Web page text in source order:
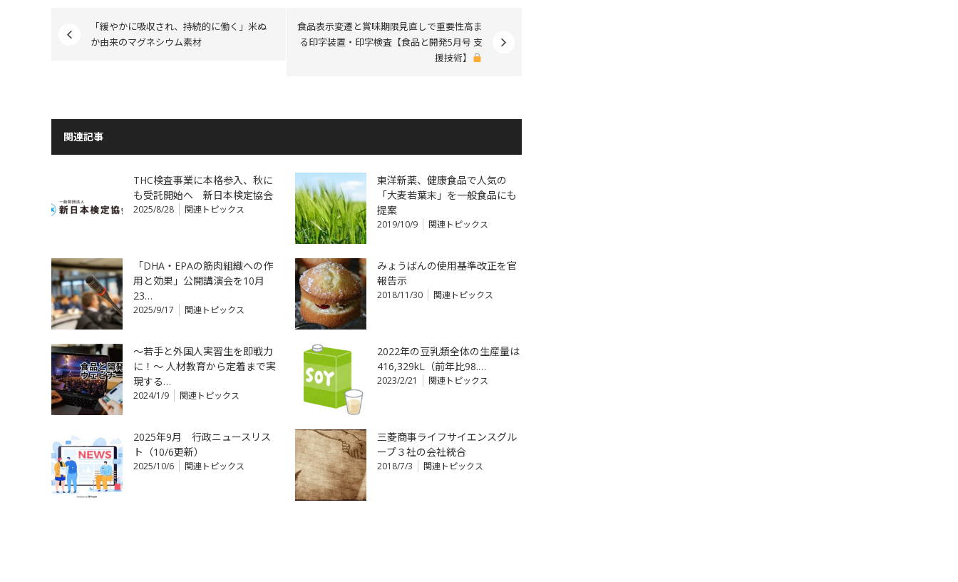
「緩やかに吸収され、持続的に働く」米ぬ
か由来のマグネシウム素材
食品表示変遷と賞味期限見直しで重要性高ま
る印字装置・印字検査【食品と開発5月号 支
援技術】
関連記事
THC検査事業に本格参入、秋に
も受託開始へ 新日本検定協会
2025/8/28 関連トピックス
東洋新薬、健康食品で人気の
「大麦若葉末」を一般食品にも
提案
2019/10/9 関連トピックス
「DHA・EPAの筋肉組織への作
用と効果」公開講演会を10月
23…
2025/9/17 関連トピックス
みょうばんの使用基準改正を官
報告示
2018/11/30 関連トピックス
〜若手と外国人実習生を即戦力
に！〜 人材教育から定着まで実
現する…
2024/1/9 関連トピックス
2022年の豆乳類全体の生産量は
416,329kL（前年比98.…
2023/2/21 関連トピックス
2025年9月 行政ニュースリス
ト（10/6更新）
2025/10/6 関連トピックス
三菱商事ライフサイエンスグル
ープ３社の会社統合
2018/7/3 関連トピックス